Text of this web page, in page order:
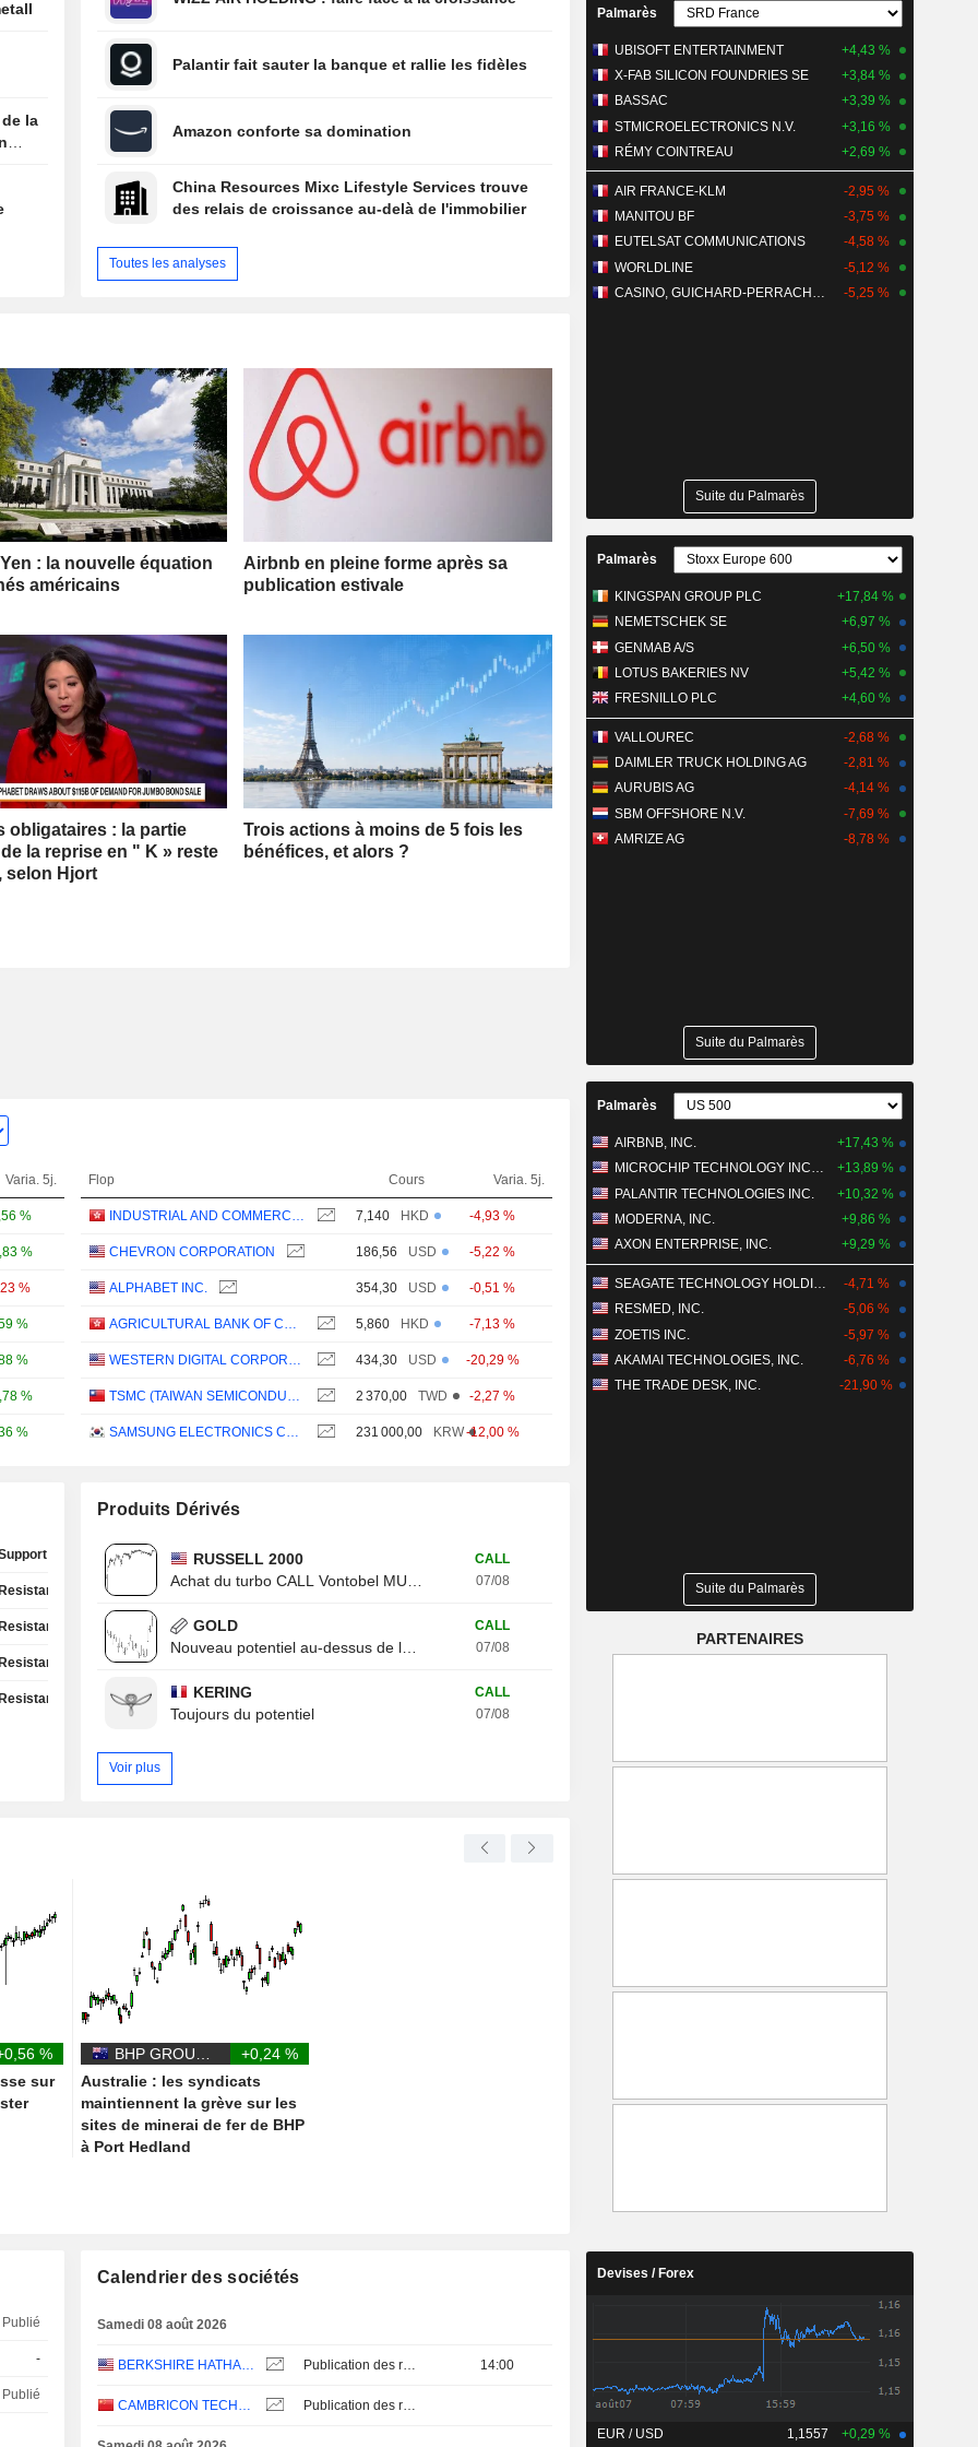
la
Palantir fait sauter la banque et rallie les fidèles
Amazon conforte sa domination
China Resources Mixc Lifestyle Services trouve
des relais de croissance au-delà de l'immobilier
Toutes les analyses
: la nouvelle équation
américains
Airbnb en pleine forme après sa
publication estivale
obligataires : la partie
la reprise en " K » reste
selon Hjort
Trois actions à moins de 5 fois les
bénéfices, et alors ?
Varia. 5j.
%
%
%
%
%
%
%
Flop Cours Varia. 5j.
7,140 HKD -4,93 %
CHEVRON CORPORATION 186,56 USD -5,22 %
ALPHABET INC. 354,30 USD -0,51 %
5,860 HKD -7,13 %
434,30 USD -20,29 %
2 370,00 TWD -2,27 %
231 000,00 KRW-12,00 %
Test
Test
Test
Test
Test
Produits Dérivés
RUSSELL 2000
Achat du turbo CALL Vontobel MU13V
CALL
07/08
GOLD
Nouveau potentiel au-dessus de la résistance
CALL
07/08
KERING
Toujours du potentiel
CALL
07/08
Voir plus
%
sur
+0,24 %
Australie : les syndicats
maintiennent la grève sur les
sites de minerai de fer de BHP
à Port Hedland
Publié
-
Publié
Calendrier des sociétés
Samedi 08 août 2026
BERKSHIRE HATHAWAY INC. Publication des résultats - Q2 2026 14:00
CAMBRICON TECHNOLOGIES CORPORATION LIMITED Publication des résultats - Q2 2026
Palmarès
UBISOFT ENTERTAINMENT
+4,43 %
X-FAB SILICON FOUNDRIES SE
+3,84 %
BASSAC
+3,39 %
STMICROELECTRONICS N.V.
+3,16 %
RÉMY COINTREAU
+2,69 %
AIR FRANCE-KLM
-2,95 %
MANITOU BF
-3,75 %
EUTELSAT COMMUNICATIONS
-4,58 %
WORLDLINE
-5,12 %
-5,25 %
Suite du Palmarès
Palmarès
KINGSPAN GROUP PLC
+17,84 %
NEMETSCHEK SE
+6,97 %
GENMAB A/S
+6,50 %
LOTUS BAKERIES NV
+5,42 %
FRESNILLO PLC
+4,60 %
VALLOUREC
-2,68 %
DAIMLER TRUCK HOLDING AG
-2,81 %
AURUBIS AG
-4,14 %
SBM OFFSHORE N.V.
-7,69 %
AMRIZE AG
-8,78 %
Suite du Palmarès
Palmarès
AIRBNB, INC.
+17,43 %
MICROCHIP TECHNOLOGY INCORPORATED
+13,89 %
PALANTIR TECHNOLOGIES INC.
+10,32 %
MODERNA, INC.
+9,86 %
AXON ENTERPRISE, INC.
+9,29 %
SEAGATE TECHNOLOGY HOLDINGS PLC
-4,71 %
RESMED, INC.
-5,06 %
ZOETIS INC.
-5,97 %
AKAMAI TECHNOLOGIES, INC.
-6,76 %
THE TRADE DESK, INC.
-21,90 %
Suite du Palmarès
PARTENAIRES
Devises / Forex
EUR / USD 1,1557 +0,29 %